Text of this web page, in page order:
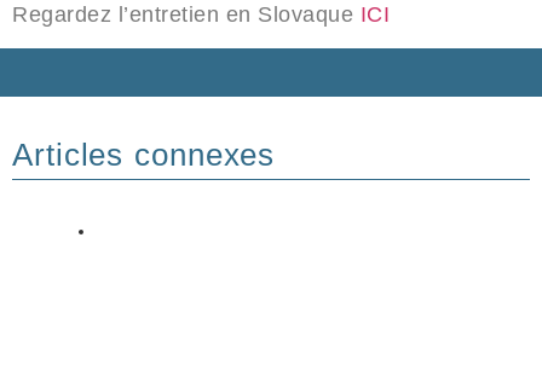
Regardez l’entretien en Slovaque ICI
Articles connexes